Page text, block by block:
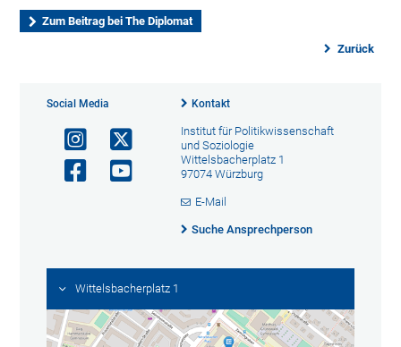
Zum Beitrag bei The Diplomat
Zurück
Social Media Kontakt
Institut für Politikwissenschaft
und Soziologie
Wittelsbacherplatz 1
97074 Würzburg
E-Mail
Suche Ansprechperson
Wittelsbacherplatz 1